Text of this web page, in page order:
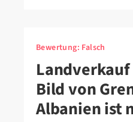
Bewertung: Falsch
Landverkauf
Bild von
Albanien ist